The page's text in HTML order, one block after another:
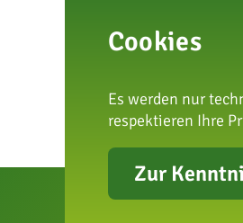
Cookies
Es werden nur
respektieren Ihre
Zur